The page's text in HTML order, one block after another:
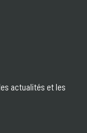
actualités et les